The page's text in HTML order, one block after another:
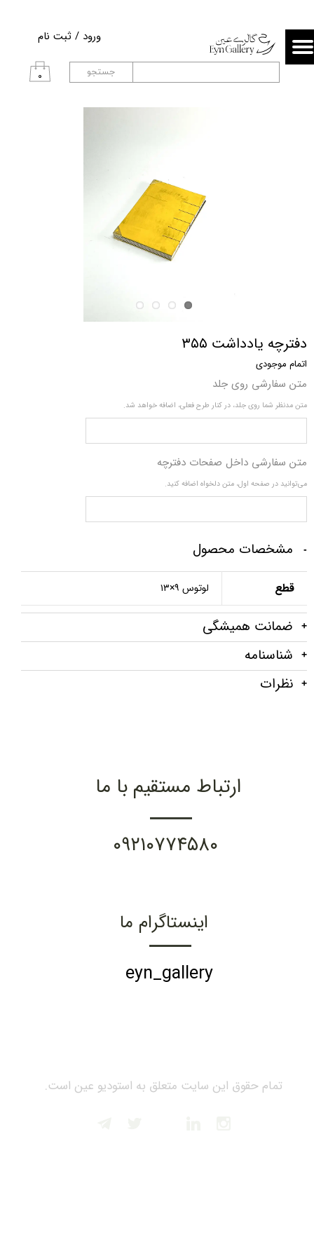
۰
ورود / ثبت نام
حساب کاربری من
تغییر گذر واژه
جستجو
دفترچه یادداشت ۳۵۵
اتمام موجودی
متن سفارشی روی جلد
متن مدنظر شما روی جلد، در کنار طرح فعلی، اضافه خواهد شد.
متن سفارشی داخل صفحات دفترچه
می‌توانید در صفحه اول، متن دلخواه اضافه کنید.
مشخصات محصول
قطع لوتوس ۹×۱۳
ضمانت‌ همیشگی
شناسنامه
نظرات
تمام حقوق این سایت متعلق به استودیو عین است.
ارتباط مستقیم با ما
۰۹۲۱۰۷۷۴۵۸۰
اینستاگرام ما
eyn_gallery